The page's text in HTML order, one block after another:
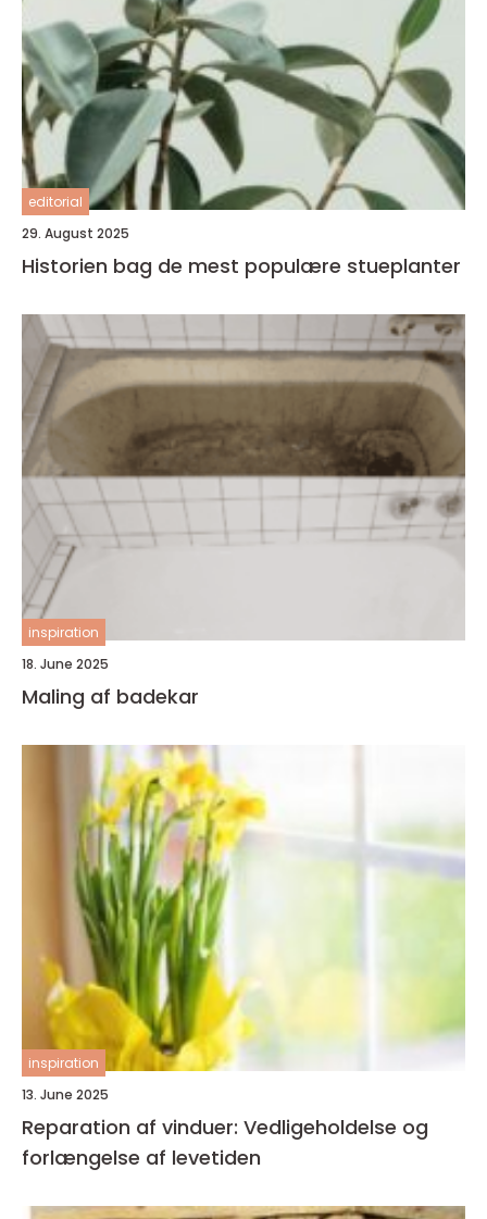
editorial
29. August 2025
Historien bag de mest populære stueplanter
inspiration
18. June 2025
Maling af badekar
inspiration
13. June 2025
Reparation af vinduer: Vedligeholdelse og
forlængelse af levetiden